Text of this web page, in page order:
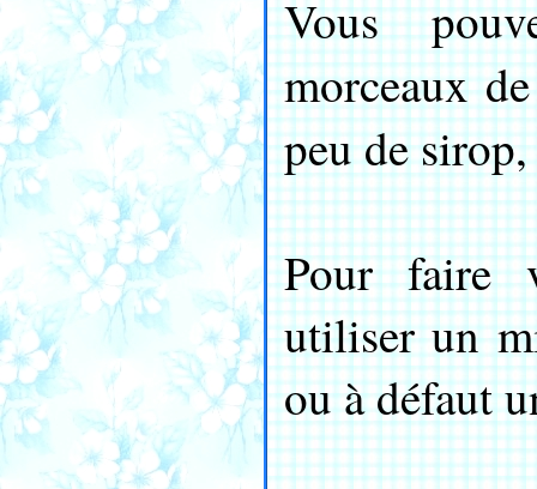
Vous
morceaux
peu de
Pour faire
utiliser un
ou à défaut